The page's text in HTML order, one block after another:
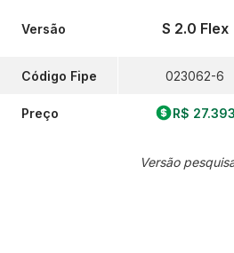
Versão
Código Fipe
Preço
S 2.0 Flex
023062-6
R$ 27.393
Versão